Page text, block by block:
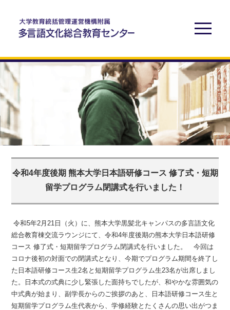
令和4年度後期 熊本大学日本語研修コース 修了式・短期
留学プログラム閉講式を行いました！
令和5年2月21日（火）に、熊本大学黒髪北キャンパスの多言語文化
総合教育棟交流ラウンジにて、令和4年度後期の熊本大学日本語研修
コース 修了式・短期留学プログラム閉講式を行いました。 今回は
コロナ後初の対面での閉講式となり、今期でプログラム期間を終了し
た日本語研修コース生2名と短期留学プログラム生23名が出席しまし
た。日本式の式典に少し緊張した面持ちでしたが、和やかな雰囲気の
中式典が始まり、副学長からのご挨拶のあと、日本語研修コース生と
短期留学プログラム生代表から、学修経験とたくさんの思い出がつま